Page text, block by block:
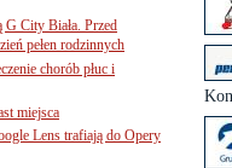
City Biała. Przed
pełen rodzinnych
chorób płuc i
miejsca
Lens trafiają do Opery